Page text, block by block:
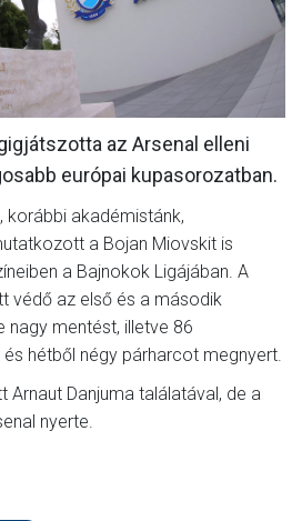
ÉLMÉNYEK
az Arsenal elleni
európai kupasorozatban.
korábbi akadémistánk,
a Bojan Miovskit is
a Bajnokok Ligájában. A
védő az első és a második
mentést, illetve 86
hétből négy párharcot megnyert.
Arnaut Danjuma találatával, de a
nyerte.